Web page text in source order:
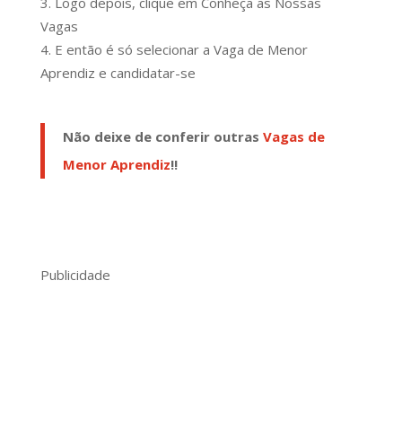
Vagas
E então é só selecionar a Vaga de Menor
Aprendiz e candidatar-se
Não deixe de conferir outras Vagas de
Menor Aprendiz!!
Publicidade